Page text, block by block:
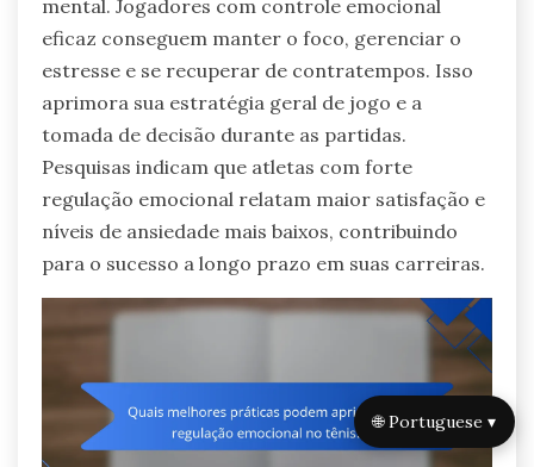
mental. Jogadores com controle emocional
eficaz conseguem manter o foco, gerenciar o
estresse e se recuperar de contratempos. Isso
aprimora sua estratégia geral de jogo e a
tomada de decisão durante as partidas.
Pesquisas indicam que atletas com forte
regulação emocional relatam maior satisfação e
níveis de ansiedade mais baixos, contribuindo
para o sucesso a longo prazo em suas carreiras.
🌐 Portuguese ▾